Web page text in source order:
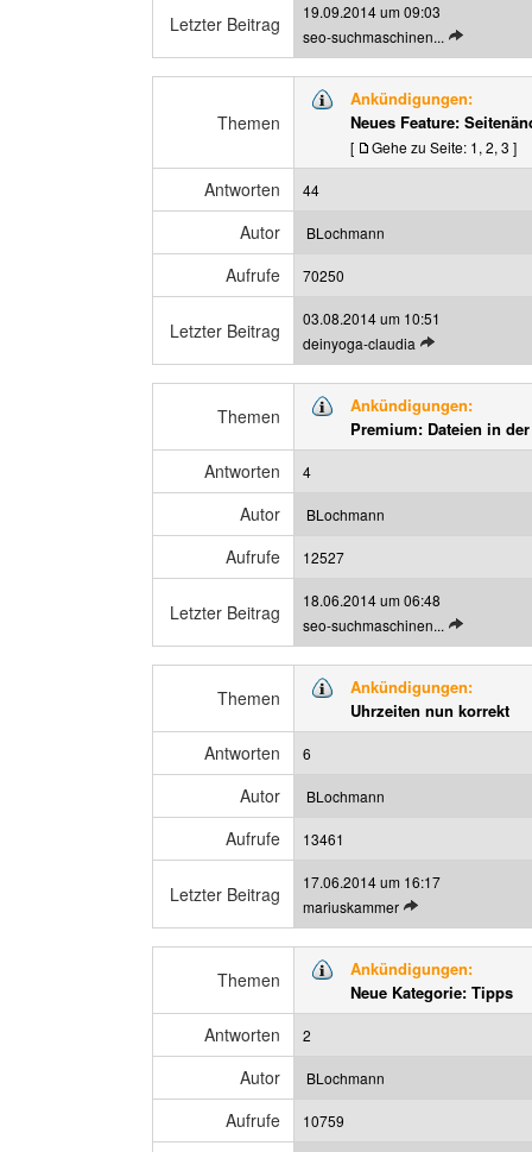
a
g
a
n
z
e
i
Letzter Beitrag
19.09.2014 um 09:03
seo-suchmaschinen... L
e
t
z
t
e
a
n
z
e
Themen
Ankündigungen:
Neues Feature:
[ Gehe zu Seite: 1, 2, 3 ]
Antworten 44
Autor BLochmann
Aufrufe 70250
Letzter Beitrag
03.08.2014 um 10:51
deinyoga-claudia L
e
t
z
t
r
a
g
n
z
Themen
Ankündigungen:
Premium: Dateien in
Antworten 4
Autor BLochmann
Aufrufe 12527
Letzter Beitrag
18.06.2014 um 06:48
seo-suchmaschinen... L
e
t
z
t
g
n
z
Themen
Ankündigungen:
Uhrzeiten nun korrekt
Antworten 6
Autor BLochmann
Aufrufe 13461
Letzter Beitrag
17.06.2014 um 16:17
mariuskammer L
e
t
z
t
Themen
Ankündigungen:
Neue Kategorie: Tipps
Antworten 2
Autor BLochmann
Aufrufe 10759